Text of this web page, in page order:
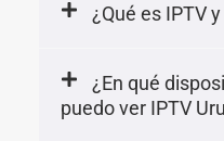
¿Qué es IPTV
¿En qué
puedo ver IPTV